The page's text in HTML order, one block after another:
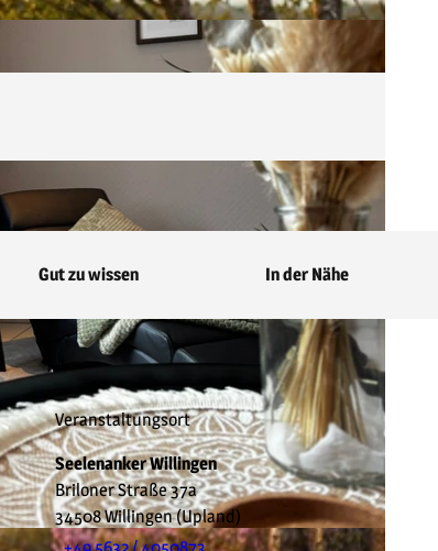
Gut zu wissen In der Nähe
Veranstaltungsort
Seelenanker Willingen
Briloner Straße 37a
34508Willingen (Upland)